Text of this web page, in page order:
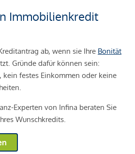
Immobilienkredit
ab, wenn sie Ihre Bonität
Gründe dafür können sein:
kein festes Einkommen oder keine
Experten von Infina beraten Sie
Wunschkredits.